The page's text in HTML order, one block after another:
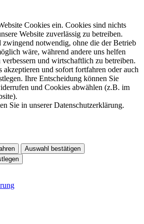
Cookies ein. Cookies sind nichts
Website zuverlässig zu betreiben.
zwingend notwendig, ohne die der Betrieb
wäre, während andere uns helfen
und wirtschaftlich zu betreiben.
akzeptieren und sofort fortfahren oder auch
Ihre Entscheidung können Sie
und Cookies abwählen (z.B. im
Sie in unserer Datenschutzerklärung.
Auswahl bestätigen